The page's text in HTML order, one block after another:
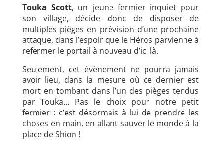
Touka Scott, un jeune fermier inquiet pour
son village, décide donc de disposer de
multiples pièges en prévision d’une prochaine
attaque, dans l’espoir que le Héros parvienne à
refermer le portail à nouveau d’ici là.
Seulement, cet évènement ne pourra jamais
avoir lieu, dans la mesure où ce dernier est
mort en tombant dans l’un des pièges tendus
par Touka… Pas le choix pour notre petit
fermier : c’est désormais à lui de prendre les
choses en main, en allant sauver le monde à la
place de Shion !